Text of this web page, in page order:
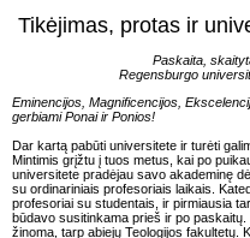
Tikėjimas, protas ir
Paskaita,
Regensburgo
Eminencijos, Magnificencijos,
gerbiami Ponai ir Ponios!
Dar kartą pabūti universitete ir turėti
Mintimis grįžtu į tuos metus, kai po
universitete pradėjau savo akademinę
su ordinariniais profesoriais laikais.
profesoriai su studentais, ir pirmiausia
būdavo susitinkama prieš ir po
žinoma, tarp abiejų Teologijos fakultetų.